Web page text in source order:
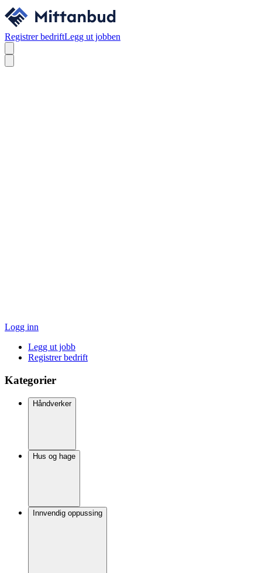
Registrer bedriftLegg ut jobben
Logg inn
Legg ut jobb
Registrer bedrift
Kategorier
Håndverker
Hus og hage
Innvendig oppussing